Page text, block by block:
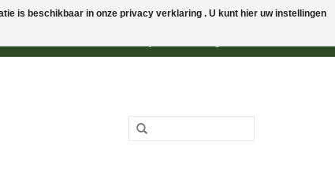
is beschikbaar in onze privacy verklaring . U kunt hier uw instellingen